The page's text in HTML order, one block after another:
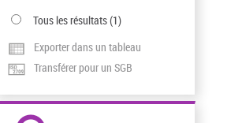
Tous les résultats(1)
Exporter dans un tableau
Transférer pour un SGB